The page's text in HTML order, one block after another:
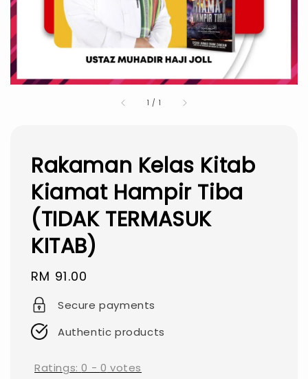
1 / 1
Rakaman Kelas Kitab
Kiamat Hampir Tiba
(TIDAK TERMASUK
KITAB)
Regular
price
RM 91.00
Secure payments
Authentic products
Ratings:0 - 0 votes